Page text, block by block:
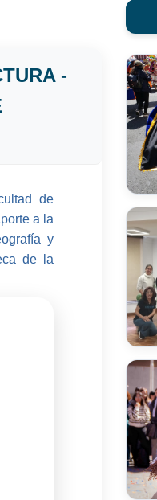
-
de
a la
y
de la